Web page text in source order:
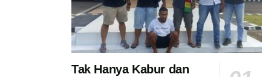
Tak Hanya Kabur dan